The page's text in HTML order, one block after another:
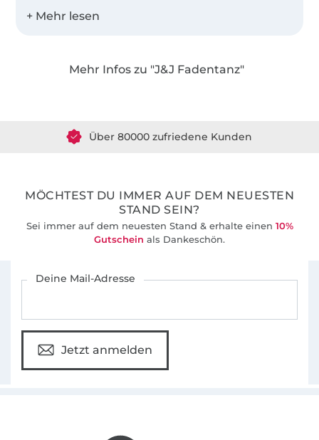
Leidenschaft gefunden. Da ich immer wieder
Schnittmustern hinzu, das mir unglaublich
viel Freude bereitet :)
Mehr Infos zu "J&J Fadentanz"
MÖCHTEST DU IMMER AUF DEM NEUESTEN
STAND SEIN?
Sei immer auf dem neuesten Stand & erhalte einen 10%
Gutschein als Dankeschön.
Deine Mail-Adresse
Jetzt anmelden